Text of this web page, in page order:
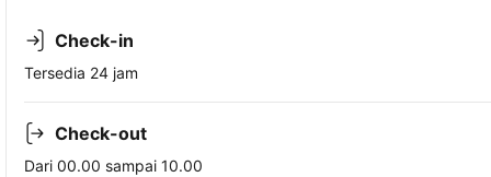
Check-in
Tersedia 24 jam
Check-out
Dari 00.00 sampai 10.00